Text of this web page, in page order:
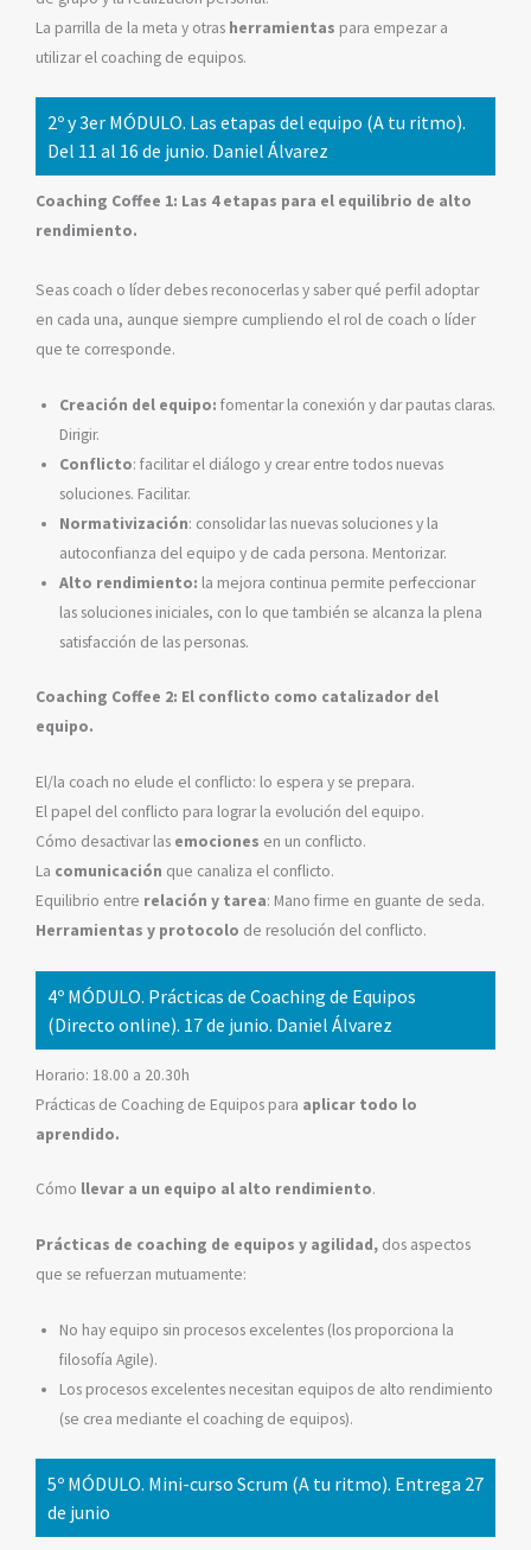
La parrilla de la meta y otras herramientas para empezar a
utilizar el coaching de equipos.
2º y 3er MÓDULO. Las etapas del equipo (A tu ritmo).
Del 11 al 16 de junio. Daniel Álvarez
Coaching Coffee 1: Las 4 etapas para el equilibrio de alto
rendimiento.
Seas coach o líder debes reconocerlas y saber qué perfil adoptar
en cada una, aunque siempre cumpliendo el rol de coach o líder
que te corresponde.
Creación del equipo: fomentar la conexión y dar pautas claras.
Dirigir.
Conflicto: facilitar el diálogo y crear entre todos nuevas
soluciones. Facilitar.
Normativización: consolidar las nuevas soluciones y la
autoconfianza del equipo y de cada persona. Mentorizar.
Alto rendimiento: la mejora continua permite perfeccionar
las soluciones iniciales, con lo que también se alcanza la plena
satisfacción de las personas.
Coaching Coffee 2: El conflicto como catalizador del
equipo.
El/la coach no elude el conflicto: lo espera y se prepara.
El papel del conflicto para lograr la evolución del equipo.
Cómo desactivar las emociones en un conflicto.
La comunicación que canaliza el conflicto.
Equilibrio entre relación y tarea: Mano firme en guante de seda.
Herramientas y protocolo de resolución del conflicto.
4º MÓDULO. Prácticas de Coaching de Equipos
(Directo online). 17 de junio. Daniel Álvarez
Horario: 18.00 a 20.30h
Prácticas de Coaching de Equipos para aplicar todo lo
aprendido.
Cómo llevar a un equipo al alto rendimiento.
Prácticas de coaching de equipos y agilidad, dos aspectos
que se refuerzan mutuamente:
No hay equipo sin procesos excelentes (los proporciona la
filosofía Agile).
Los procesos excelentes necesitan equipos de alto rendimiento
(se crea mediante el coaching de equipos).
5º MÓDULO. Mini-curso Scrum (A tu ritmo). Entrega 27
de junio